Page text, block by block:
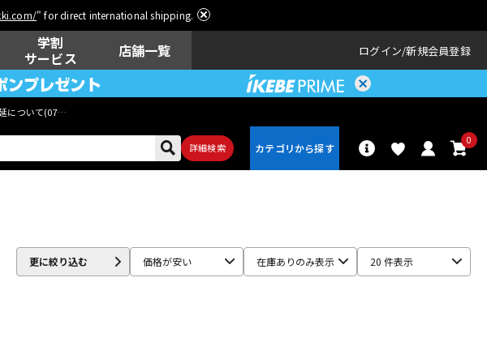
" for direct international shipping.
学割
サービス
店舗一覧 ログイン 新規会員登録
について(07月29日
詳細検索
0
更に絞り込む 価格が安い 在庫ありのみ表示 20 件表示